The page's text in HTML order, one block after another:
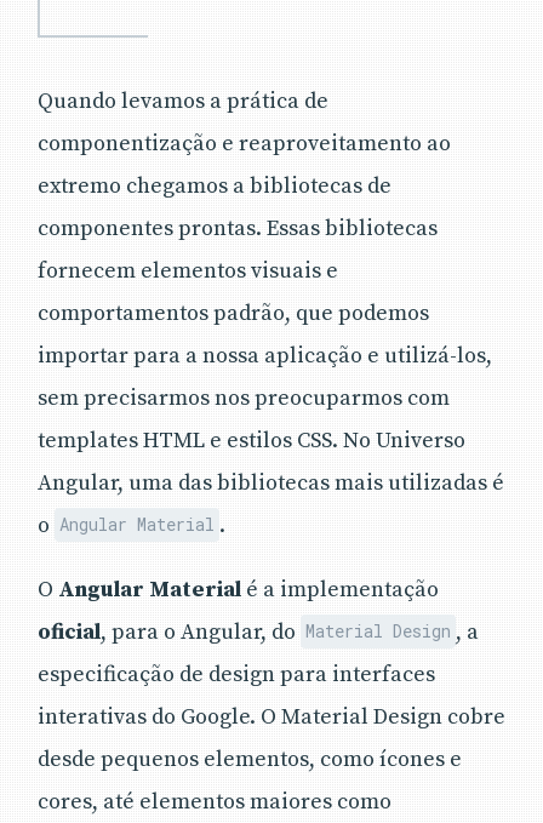
Quando levamos a prática de
componentização e reaproveitamento ao
extremo chegamos a bibliotecas de
componentes prontas. Essas bibliotecas
fornecem elementos visuais e
comportamentos padrão, que podemos
importar para a nossa aplicação e utilizá-los,
sem precisarmos nos preocuparmos com
templates HTML e estilos CSS. No Universo
Angular, uma das bibliotecas mais utilizadas é
o Angular Material .
O Angular Material é a implementação
oficial, para o Angular, do Material Design , a
especificação de design para interfaces
interativas do Google. O Material Design cobre
desde pequenos elementos, como ícones e
cores, até elementos maiores como